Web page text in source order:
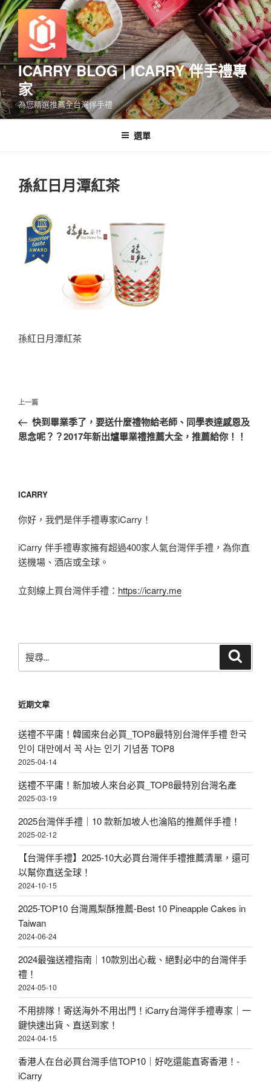
跳
至
主
要
內
容
ICARRY BLOG | ICARRY 伴手禮專
家
為您精選推薦全台灣伴手禮
選單
孫紅日月潭紅茶
孫紅日月潭紅茶
文
導
覽
上
一
篇
上一篇
快到畢業季了，要送什麼禮物給老師、同學表達感恩及
思念呢？？2017年新出爐畢業禮推薦大全，推薦給你！！
ICARRY
你好，我們是伴手禮專家iCarry！
iCarry 伴手禮專家擁有超過400家人氣台灣伴手禮，為你直
送機場、酒店或全球。
立刻線上買台灣伴手禮： https://icarry.me
尋
字:
近期文章
送禮不平庸！韓國來台必買_TOP8最特別台灣伴手禮 한국
인이 대만에서 꼭 사는 인기 기념품 TOP8
2025-04-14
送禮不平庸！新加坡人來台必買_TOP8最特別台灣名產
2025-03-19
2025台灣伴手禮｜10 款新加坡人也淪陷的推薦伴手禮！
2025-02-12
【台灣伴手禮】2025-10大必買台灣伴手禮推薦清單，還可
以幫你直送全球！
2024-10-15
2025-TOP10 台灣鳳梨酥推薦-Best 10 Pineapple Cakes in
Taiwan
2024-06-24
2024最強送禮指南｜10款別出心裁、絕對必中的台灣伴手
禮！
2024-05-10
不用排隊！寄送海外不用出門！iCarry台灣伴手禮專家｜一
鍵快速出貨、直送到家！
2024-04-15
香港人在台必買台灣手信TOP10｜好吃還能直寄香港！-
iCarry